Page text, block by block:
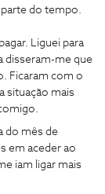
do tempo.
Liguei para
disseram-me que
Ficaram com o
situação mais
do mês de
em aceder ao
iam ligar mais